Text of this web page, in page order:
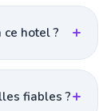
hotel ?
fiables ?